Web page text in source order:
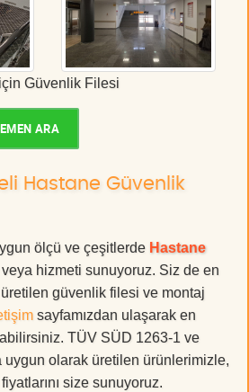
Güvenlik Filesi
ARA
Hastane Güvenlik
ölçü ve çeşitlerde Hastane
hizmeti sunuyoruz. Siz de en
güvenlik filesi ve montaj
sayfamızdan ulaşarak en
TÜV SÜD 1263-1 ve
uygun olarak üretilen ürünlerimizle,
size sunuyoruz.